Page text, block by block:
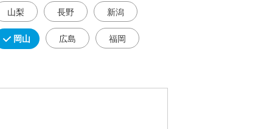
山梨 長野 新潟
岡山 広島 福岡